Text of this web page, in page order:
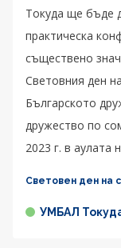
Токуда ще бъде
практическа
съществено
Световния ден
Българското
дружество по
2023 г. в аулата
Световен ден на
УМБАЛ